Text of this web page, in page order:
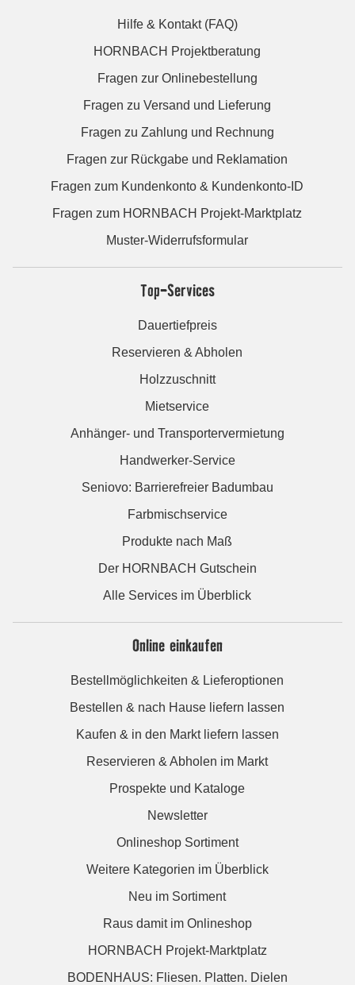
Hilfe & Kontakt (FAQ)
HORNBACH Projektberatung
Fragen zur Onlinebestellung
Fragen zu Versand und Lieferung
Fragen zu Zahlung und Rechnung
Fragen zur Rückgabe und Reklamation
Fragen zum Kundenkonto & Kundenkonto-ID
Fragen zum HORNBACH Projekt-Marktplatz
Muster-Widerrufsformular
Top-Services
Dauertiefpreis
Reservieren & Abholen
Holzzuschnitt
Mietservice
Anhänger- und Transportervermietung
Handwerker-Service
Seniovo: Barrierefreier Badumbau
Farbmischservice
Produkte nach Maß
Der HORNBACH Gutschein
Alle Services im Überblick
Online einkaufen
Bestellmöglichkeiten & Lieferoptionen
Bestellen & nach Hause liefern lassen
Kaufen & in den Markt liefern lassen
Reservieren & Abholen im Markt
Prospekte und Kataloge
Newsletter
Onlineshop Sortiment
Weitere Kategorien im Überblick
Neu im Sortiment
Raus damit im Onlineshop
HORNBACH Projekt-Marktplatz
BODENHAUS: Fliesen. Platten. Dielen